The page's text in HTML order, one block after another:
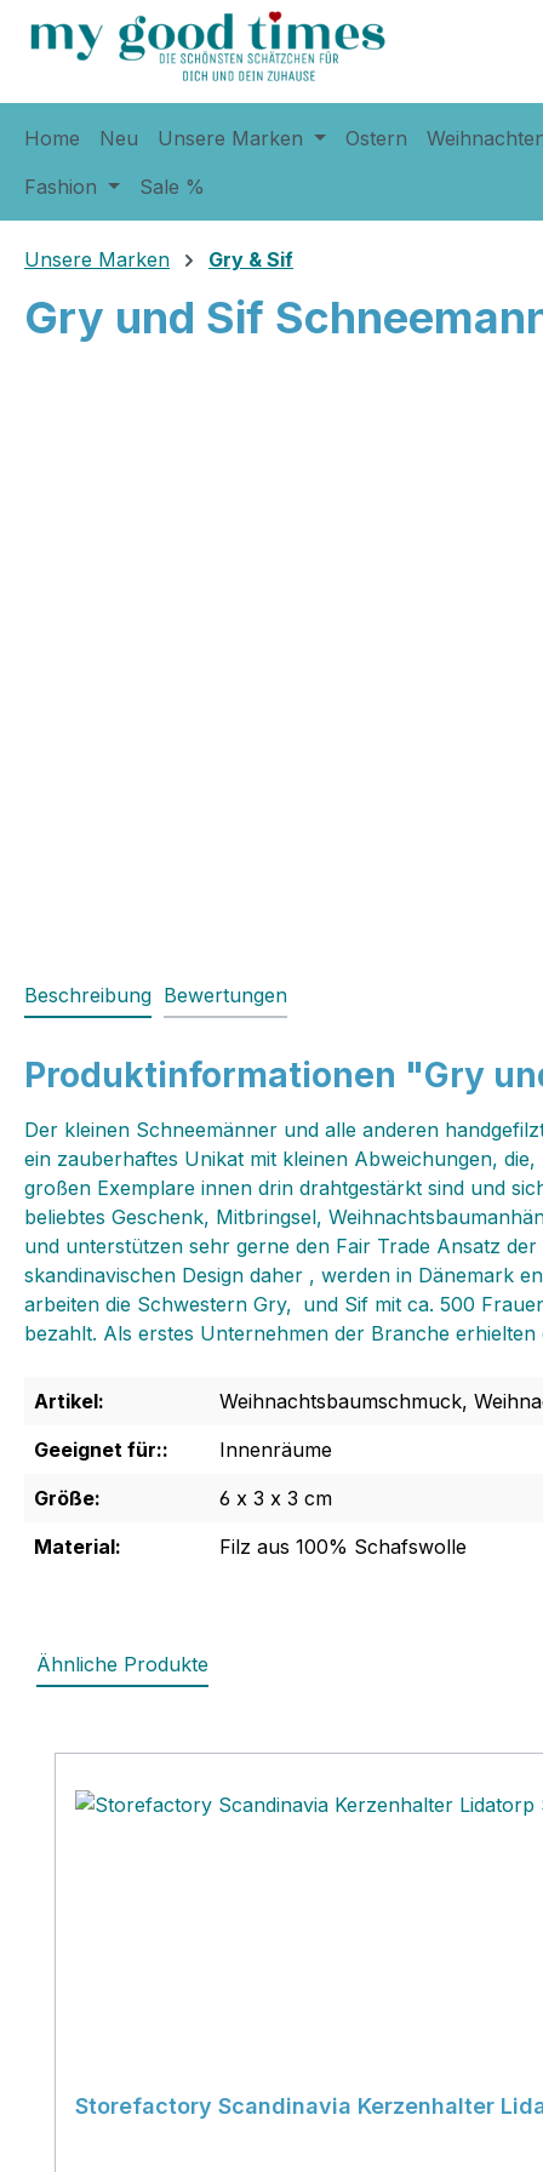
Zur Hauptnavigation springen
Home Neu Unsere Marken Ostern
Fashion
Sale %
Unsere Marken Gry & Sif
Gry und Sif
Beschreibung Bewertungen
Produktinformationen "Gry
Der kleinen Schneemänner und alle anderen
ein zauberhaftes Unikat mit kleinen Abweichungen,
großen Exemplare innen drin drahtgestärkt sind und
beliebtes Geschenk, Mitbringsel,
und unterstützen sehr gerne den Fair Trade Ansatz
skandinavischen Design daher , werden in Dänemark
arbeiten die Schwestern Gry‚ und Sif mit ca. 500
bezahlt. Als erstes Unternehmen der Branche
Artikel:
Weihnachtsbaumschmuck,
Geeignet für::
Innenräume
Größe:
6 x 3 x 3 cm
Material:
Filz aus 100% Schafswolle
Ähnliche Produkte
Storefactory Scandinavia Kerzenhalter